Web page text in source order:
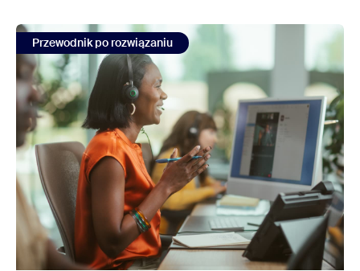
view Integracja WhatsApp for Business Messaging dla
Przewodnik po rozwiązaniu